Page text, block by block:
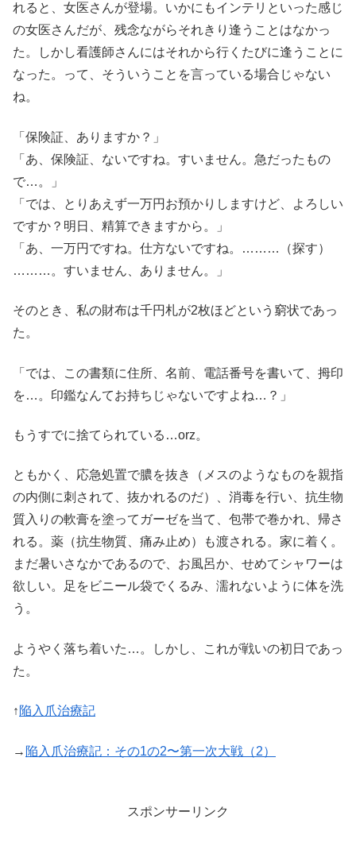
れると、女医さんが登場。いかにもインテリといった感じ
の女医さんだが、残念ながらそれきり逢うことはなかっ
た。しかし看護師さんにはそれから行くたびに逢うことに
なった。って、そういうことを言っている場合じゃない
ね。
「保険証、ありますか？」
「あ、保険証、ないですね。すいません。急だったもの
で…。」
「では、とりあえず一万円お預かりしますけど、よろしい
ですか？明日、精算できますから。」
「あ、一万円ですね。仕方ないですね。………（探す）
………。すいません、ありません。」
そのとき、私の財布は千円札が2枚ほどという窮状であっ
た。
「では、この書類に住所、名前、電話番号を書いて、拇印
を…。印鑑なんてお持ちじゃないですよね…？」
もうすでに捨てられている…orz。
ともかく、応急処置で膿を抜き（メスのようなものを親指
の内側に刺されて、抜かれるのだ）、消毒を行い、抗生物
質入りの軟膏を塗ってガーゼを当て、包帯で巻かれ、帰さ
れる。薬（抗生物質、痛み止め）も渡される。家に着く。
まだ暑いさなかであるので、お風呂か、せめてシャワーは
欲しい。足をビニール袋でくるみ、濡れないように体を洗
う。
ようやく落ち着いた…。しかし、これが戦いの初日であっ
た。
↑ 陥入爪治療記
→ 陥入爪治療記：その1の2〜第一次大戦（2）
スポンサーリンク